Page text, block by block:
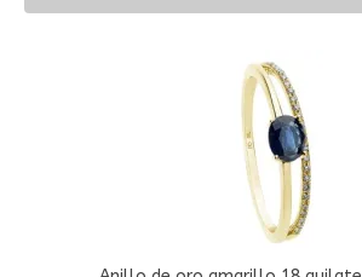
tiene
múltiples
variantes.
Las
opciones
pueden
elegir
en